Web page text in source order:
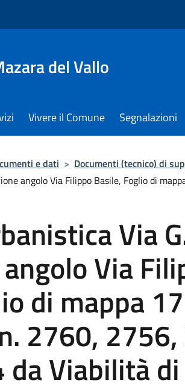
del Vallo
Vivere il Comune Segnalazioni
e dati > Documenti (tecnico) di
angolo Via Filippo Basile, Foglio di
Via
Via
di mappa
2760,
da Viabilità